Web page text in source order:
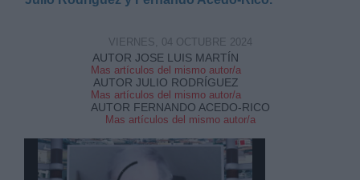
AUTOR JOSE LUIS MARTÍN
Mas artículos del mismo autor/a
AUTOR JULIO RODRÍGUEZ
Mas artículos del mismo autor/a
AUTOR FERNANDO ACEDO-RICO
Mas artículos del mismo autor/a
VIERNES, 04 OCTUBRE 2024